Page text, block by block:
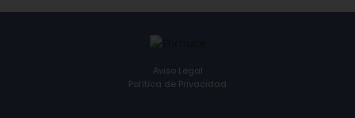
Aviso Legal
Política de Privacidad